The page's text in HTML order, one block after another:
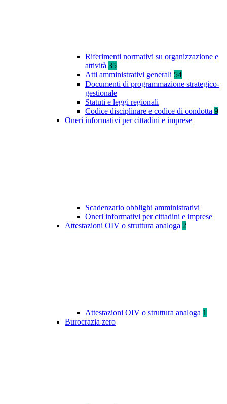
Riferimenti normativi su organizzazione e
attività 35
Atti amministrativi generali 54
Documenti di programmazione strategico-
gestionale
Statuti e leggi regionali
Codice disciplinare e codice di condotta 9
Oneri informativi per cittadini e imprese
Scadenzario obblighi amministrativi
Oneri informativi per cittadini e imprese
Attestazioni OIV o struttura analoga 2
Attestazioni OIV o struttura analoga 1
Burocrazia zero